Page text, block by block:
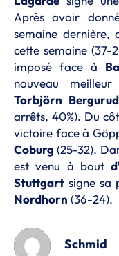
Après avoir
semaine dernière,
cette semaine (37-
imposé face à
nouveau
Torbjörn Bergurud
arrêts, 40%). Du
victoire face à
Coburg (25-32).
est venu à bout
Stuttgart signe sa
Nordhorn (36-24).
Schmid